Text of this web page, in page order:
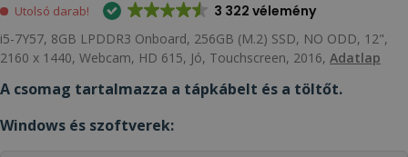
Utolsó darab! 3 322 vélemény
i5-7Y57, 8GB LPDDR3 Onboard, 256GB (M.2) SSD, NO ODD, 12",
2160 x 1440, Webcam, HD 615, Jó, Touchscreen, 2016, Adatlap
A csomag tartalmazza a tápkábelt és a töltőt.
Windows és szoftverek: